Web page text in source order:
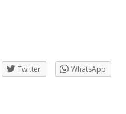
Twitter
WhatsApp